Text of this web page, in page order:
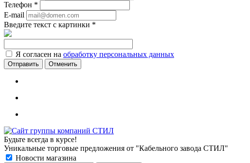
Телефон *
E-mail
Введите текст с картинки *
Я согласен на обработку персональных данных
Отменить
Будьте всегда в курсе!
Уникальные торговые предложения от "Кабельного завода СТИЛ"
Новости магазина